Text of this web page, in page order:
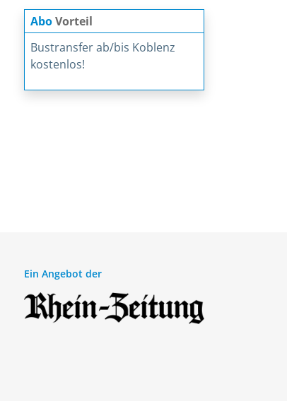
AboVorteil
Bustransfer ab/bis Koblenz
kostenlos!
Ein Angebot der